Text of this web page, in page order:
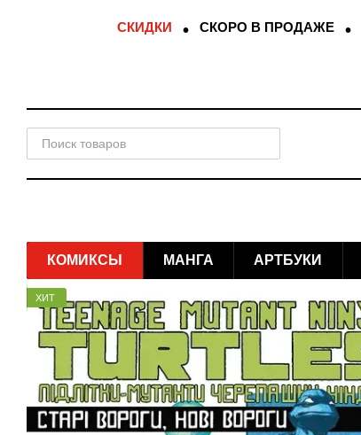
СКИДКИ СКОРО В ПРОДАЖЕ
КОМИКСЫ МАНГА АРТБУКИ
ХИТ